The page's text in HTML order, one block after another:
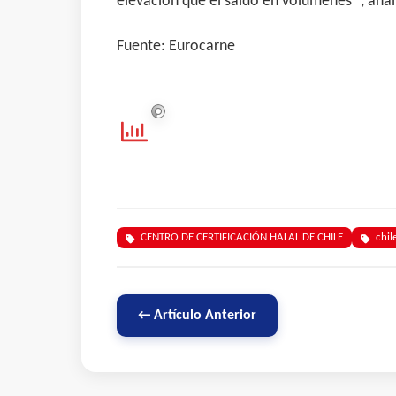
Fuente: Eurocarne
CENTRO DE CERTIFICACIÓN HALAL DE CHILE
← Artículo Anterior